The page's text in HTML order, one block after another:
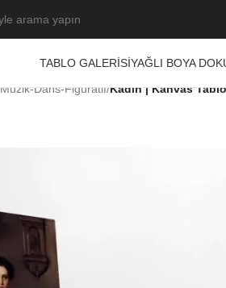
TABLO GALERISIYAĞLI BOYA
Müzik-Dans-Figüratif/Kadın | Kanvas